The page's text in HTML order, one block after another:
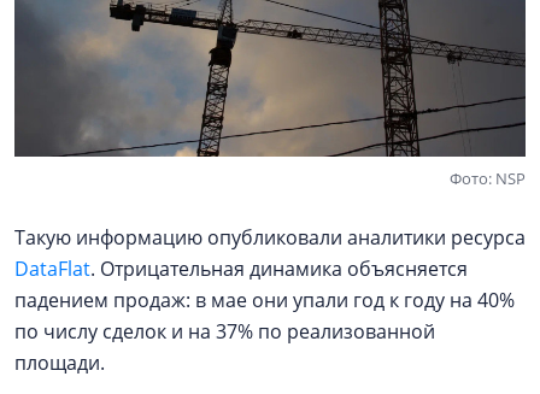
Фото: NSP
Такую информацию опубликовали аналитики ресурса
DataFlat. Отрицательная динамика объясняется
падением продаж: в мае они упали год к году на 40%
по числу сделок и на 37% по реализованной
площади.